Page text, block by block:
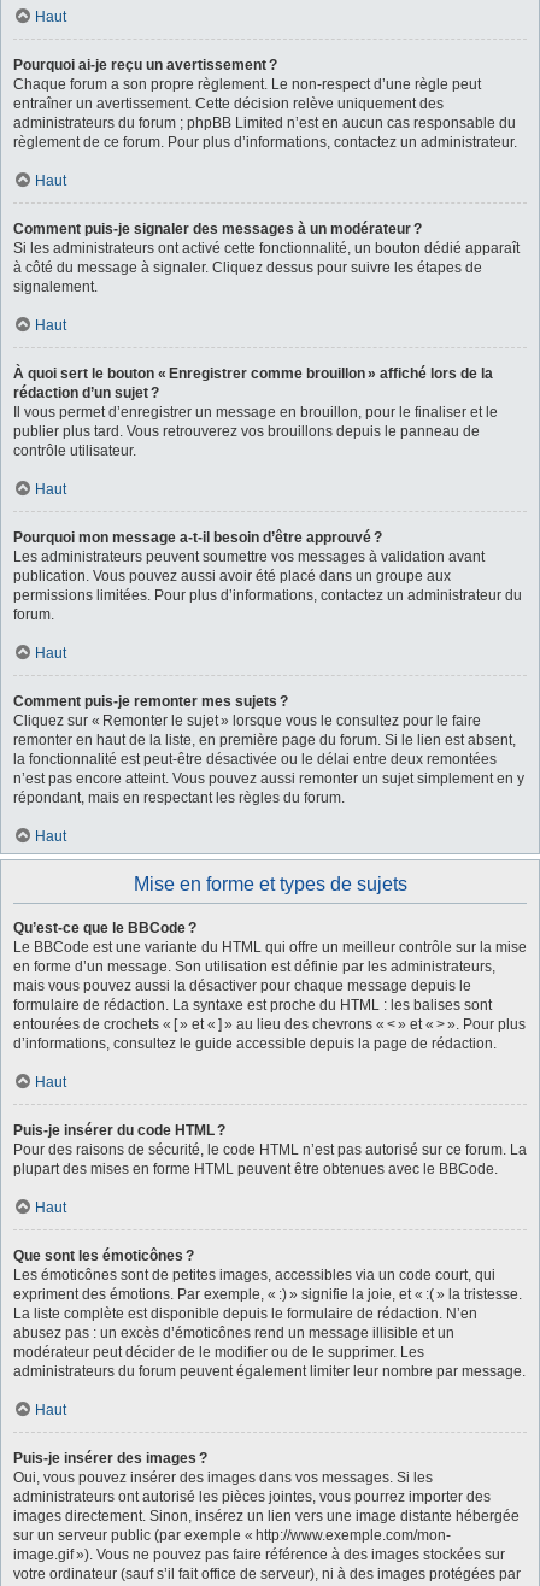
Haut
Pourquoi ai-je reçu un avertissement ?
Chaque forum a son propre règlement. Le non-respect d’une règle peut
entraîner un avertissement. Cette décision relève uniquement des
administrateurs du forum ; phpBB Limited n’est en aucun cas responsable du
règlement de ce forum. Pour plus d’informations, contactez un administrateur.
Haut
Comment puis-je signaler des messages à un modérateur ?
Si les administrateurs ont activé cette fonctionnalité, un bouton dédié apparaît
à côté du message à signaler. Cliquez dessus pour suivre les étapes de
signalement.
Haut
À quoi sert le bouton « Enregistrer comme brouillon » affiché lors de la
rédaction d’un sujet ?
Il vous permet d’enregistrer un message en brouillon, pour le finaliser et le
publier plus tard. Vous retrouverez vos brouillons depuis le panneau de
contrôle utilisateur.
Haut
Pourquoi mon message a-t-il besoin d’être approuvé ?
Les administrateurs peuvent soumettre vos messages à validation avant
publication. Vous pouvez aussi avoir été placé dans un groupe aux
permissions limitées. Pour plus d’informations, contactez un administrateur du
forum.
Haut
Comment puis-je remonter mes sujets ?
Cliquez sur « Remonter le sujet » lorsque vous le consultez pour le faire
remonter en haut de la liste, en première page du forum. Si le lien est absent,
la fonctionnalité est peut-être désactivée ou le délai entre deux remontées
n’est pas encore atteint. Vous pouvez aussi remonter un sujet simplement en y
répondant, mais en respectant les règles du forum.
Haut
Mise en forme et types de sujets
Qu’est-ce que le BBCode ?
Le BBCode est une variante du HTML qui offre un meilleur contrôle sur la mise
en forme d’un message. Son utilisation est définie par les administrateurs,
mais vous pouvez aussi la désactiver pour chaque message depuis le
formulaire de rédaction. La syntaxe est proche du HTML : les balises sont
entourées de crochets « [ » et « ] » au lieu des chevrons « < » et « > ». Pour plus
d’informations, consultez le guide accessible depuis la page de rédaction.
Haut
Puis-je insérer du code HTML ?
Pour des raisons de sécurité, le code HTML n’est pas autorisé sur ce forum. La
plupart des mises en forme HTML peuvent être obtenues avec le BBCode.
Haut
Que sont les émoticônes ?
Les émoticônes sont de petites images, accessibles via un code court, qui
expriment des émotions. Par exemple, « :) » signifie la joie, et « :( » la tristesse.
La liste complète est disponible depuis le formulaire de rédaction. N’en
abusez pas : un excès d’émoticônes rend un message illisible et un
modérateur peut décider de le modifier ou de le supprimer. Les
administrateurs du forum peuvent également limiter leur nombre par message.
Haut
Puis-je insérer des images ?
Oui, vous pouvez insérer des images dans vos messages. Si les
administrateurs ont autorisé les pièces jointes, vous pourrez importer des
images directement. Sinon, insérez un lien vers une image distante hébergée
sur un serveur public (par exemple « http://www.exemple.com/mon-
image.gif »). Vous ne pouvez pas faire référence à des images stockées sur
votre ordinateur (sauf s’il fait office de serveur), ni à des images protégées par